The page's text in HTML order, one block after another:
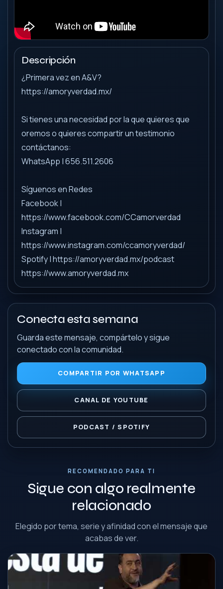
Descripción
¿Primera vez en A&V?
https://amoryverdad.mx/
Si tienes una necesidad por la que quieres que
oremos o quieres compartir un testimonio
contáctanos:
WhatsApp | 656.511.2606
Síguenos en Redes
Facebook |
https://www.facebook.com/CCamorverdad
Instagram |
https://www.instagram.com/ccamoryverdad/
Spotify | https://amoryverdad.mx/podcast
https://www.amoryverdad.mx
Conecta esta semana
Guarda este mensaje, compártelo y sigue
conectado con la comunidad.
COMPARTIR POR WHATSAPP
CANAL DE YOUTUBE
PODCAST / SPOTIFY
RECOMENDADO PARA TI
Sigue con algo realmente
relacionado
Elegido por tema, serie y afinidad con el mensaje que
acabas de ver.